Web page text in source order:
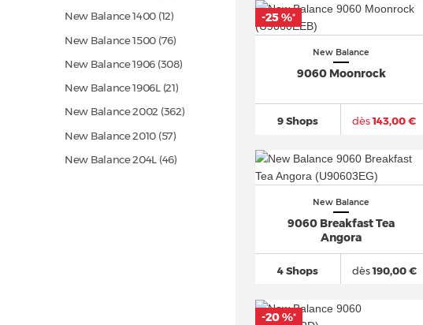
New Balance 1400 (12)
New Balance 1500 (76)
New Balance 1906 (308)
New Balance 1906L (21)
New Balance 2002 (362)
New Balance 2010 (57)
New Balance 204L (46)
New Balance
9060 Moonrock
9 Shops dès143,00 €
-25 %*
New Balance
9060 Breakfast Tea
Angora
4 Shops dès190,00 €
-20 %*